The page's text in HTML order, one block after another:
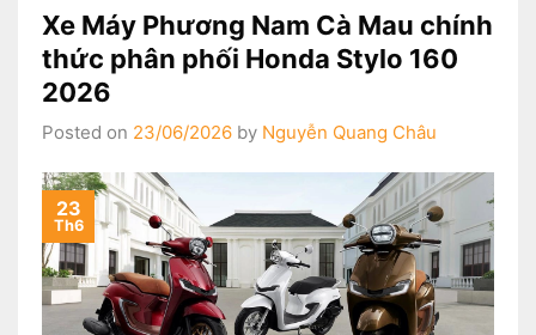
Xe Máy Phương Nam Cà Mau chính
thức phân phối Honda Stylo 160
2026
Posted on 23/06/2026 by Nguyễn Quang Châu
23
Th6